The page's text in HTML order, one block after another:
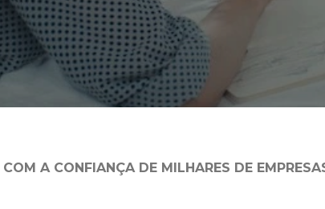
COM A CONFIANÇA DE MILHARES DE